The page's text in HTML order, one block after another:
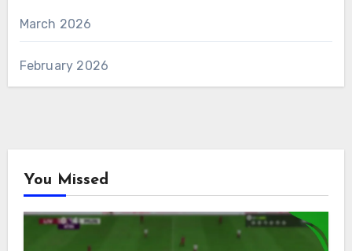
March 2026
February 2026
You Missed